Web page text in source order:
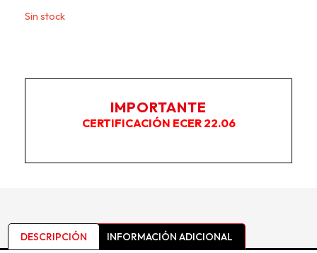
existencias.
IMPORTANTE
CERTIFICACIÓN ECER 22.06
DESCRIPCIÓN INFORMACIÓN ADICIONAL